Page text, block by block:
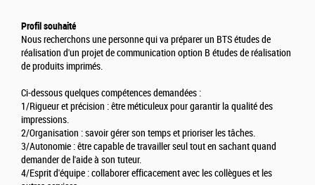
Profil souhaité
Nous recherchons une personne qui va préparer un BTS études de
réalisation d'un projet de communication option B études de réalisation
de produits imprimés.
Ci-dessous quelques compétences demandées :
1/Rigueur et précision : être méticuleux pour garantir la qualité des
impressions.
2/Organisation : savoir gérer son temps et prioriser les tâches.
3/Autonomie : être capable de travailler seul tout en sachant quand
demander de l'aide à son tuteur.
4/Esprit d'équipe : collaborer efficacement avec les collègues et les